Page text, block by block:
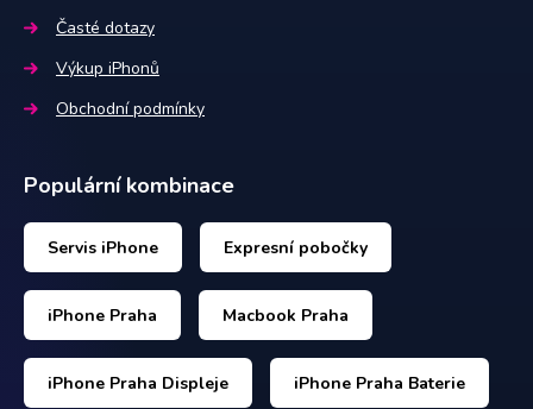
Časté dotazy
Výkup iPhonů
Obchodní podmínky
Populární kombinace
Servis iPhone Expresní pobočky
iPhone Praha Macbook Praha
iPhone Praha Displeje iPhone Praha Baterie